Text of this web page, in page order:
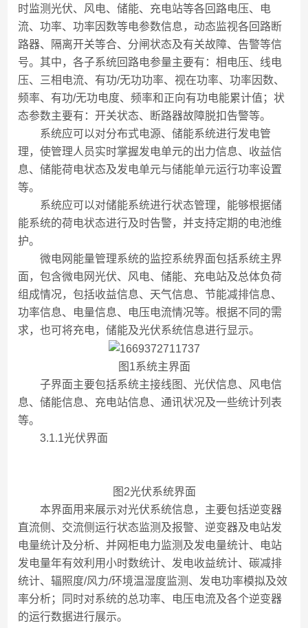
时监测光伏、风电、储能、充电站等各回路电压、电
流、功率、功率因数等电参数信息，动态监视各回路断
路器、隔离开关等合、分闸状态及有关故障、告警等信
号。其中，各子系统回路电参量主要有：相电压、线电
压、三相电流、有功/无功功率、视在功率、功率因数、
频率、有功/无功电度、频率和正向有功电能累计值；状
态参数主要有：开关状态、断路器故障脱扣告警等。
系统应可以对分布式电源、储能系统进行发电管
理，使管理人员实时掌握发电单元的出力信息、收益信
息、储能荷电状态及发电单元与储能单元运行功率设置
等。
系统应可以对储能系统进行状态管理，能够根据储
能系统的荷电状态进行及时告警，并支持定期的电池维
护。
微电网能量管理系统的监控系统界面包括系统主界
面，包含微电网光伏、风电、储能、充电站及总体负荷
组成情况，包括收益信息、天气信息、节能减排信息、
功率信息、电量信息、电压电流情况等。根据不同的需
求，也可将充电，储能及光伏系统信息进行显示。
图1系统主界面
子界面主要包括系统主接线图、光伏信息、风电信
息、储能信息、充电站信息、通讯状况及一些统计列表
等。
3.1.1光伏界面
图2光伏系统界面
本界面用来展示对光伏系统信息，主要包括逆变器
直流侧、交流侧运行状态监测及报警、逆变器及电站发
电量统计及分析、并网柜电力监测及发电量统计、电站
发电量年有效利用小时数统计、发电收益统计、碳减排
统计、辐照度/风力/环境温湿度监测、发电功率模拟及效
率分析；同时对系统的总功率、电压电流及各个逆变器
的运行数据进行展示。